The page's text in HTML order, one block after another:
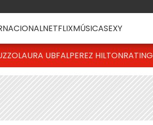
NETFLIXMÚSICASEXY
LAURA UBFALPEREZ HILTONRATING